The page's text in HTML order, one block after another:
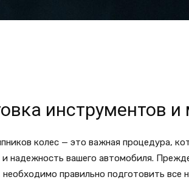
инструментов и
колес — это важная процедура,
и надежность вашего автомобиля.
правильно подготовить все